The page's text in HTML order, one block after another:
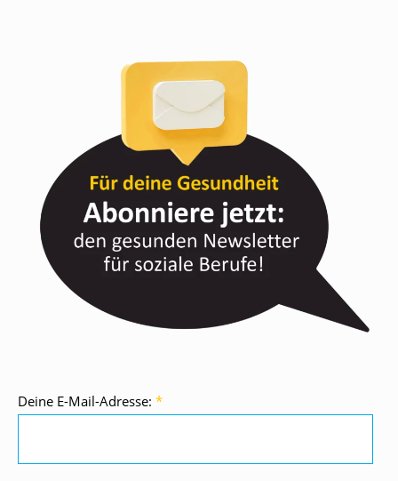
Deine E-Mail-Adresse: *